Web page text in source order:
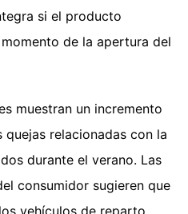
si el producto
de la apertura del
muestran un incremento
relacionadas con la
durante el verano. Las
consumidor sugieren que